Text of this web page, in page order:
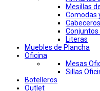
Mesillas
Comodas
Literas
Muebles de Plancha
Oficina
Mesas
Sillas
Botelleros
Outlet